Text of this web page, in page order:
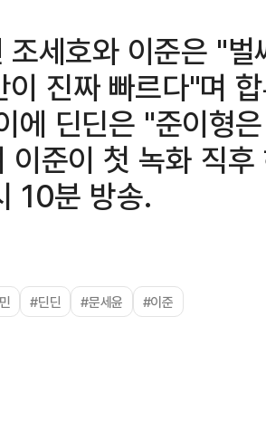
조세호와 이준은 "
이 진짜 빠르다"며
에 딘딘은 "준이형
이준이 첫 녹화 직
10분 방송.
#딘딘 #문세윤 #이준